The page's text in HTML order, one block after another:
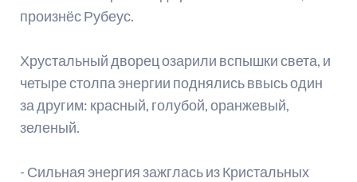
произнёс Рубеус.
Хрустальный дворец озарили вспышки света, и
четыре столпа энергии поднялись ввысь один
за другим: красный, голубой, оранжевый,
зеленый.
- Сильная энергия зажглась из Кристальных